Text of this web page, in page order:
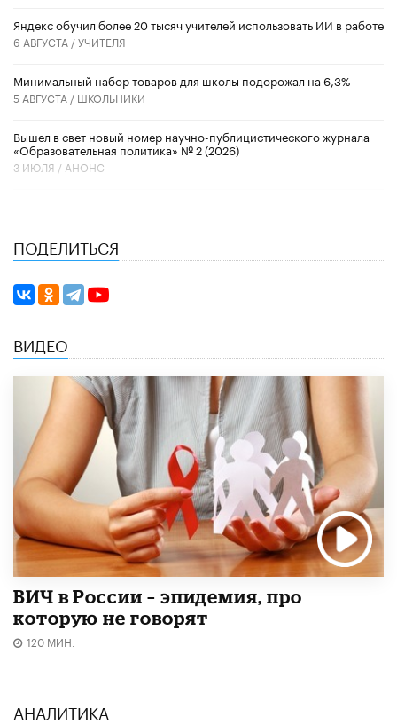
​Яндекс обучил более 20 тысяч учителей использовать ИИ в работе
6 АВГУСТА /УЧИТЕЛЯ
Минимальный набор товаров для школы подорожал на 6,3%
5 АВГУСТА / ШКОЛЬНИКИ
Вышел в свет новый номер научно-публицистического журнала
«Образовательная политика» № 2 (2026)
3 ИЮЛЯ / АНОНС
ПОДЕЛИТЬСЯ
ВИДЕО
ВИЧ в России – эпидемия, про
которую не говорят
120 МИН.
АНАЛИТИКА